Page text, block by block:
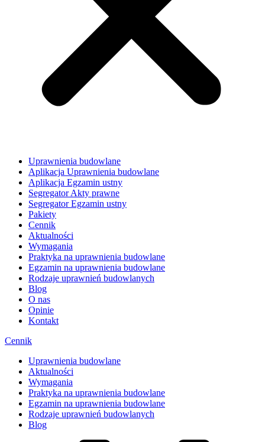
Uprawnienia budowlane
Aplikacja Uprawnienia budowlane
Aplikacja Egzamin ustny
Segregator Akty prawne
Segregator Egzamin ustny
Pakiety
Cennik
Aktualności
Wymagania
Praktyka na uprawnienia budowlane
Egzamin na uprawnienia budowlane
Rodzaje uprawnień budowlanych
Blog
O nas
Opinie
Kontakt
Cennik
Uprawnienia budowlane
Aktualności
Wymagania
Praktyka na uprawnienia budowlane
Egzamin na uprawnienia budowlane
Rodzaje uprawnień budowlanych
Blog